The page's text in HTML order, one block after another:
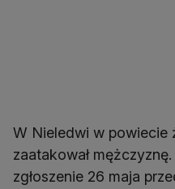
W Nieledwi w powiecie
zaatakował
zgłoszenie 26 maja